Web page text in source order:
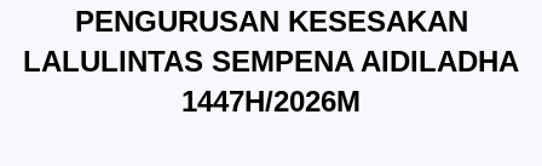
PENGURUSAN KESESAKAN
LALULINTAS SEMPENA AIDILADHA
1447H/2026M